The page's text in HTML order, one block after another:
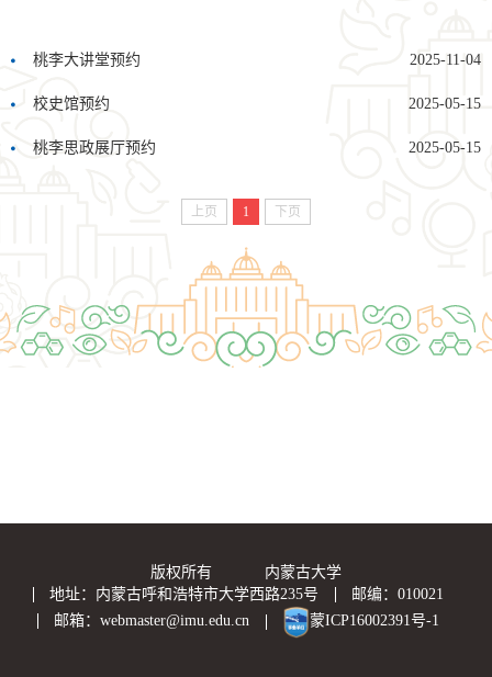
桃李大讲堂预约 2025-11-04
校史馆预约 2025-05-15
桃李思政展厅预约 2025-05-15
上页 1 下页
版权所有 内蒙古大学
地址：内蒙古呼和浩特市大学西路235号
邮编：010021
邮箱：webmaster@imu.edu.cn
蒙ICP16002391号-1